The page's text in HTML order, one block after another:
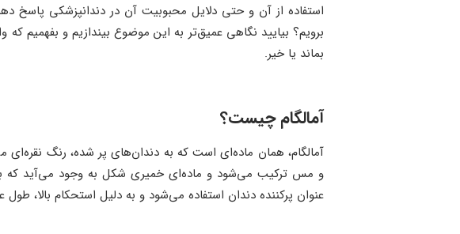
استفاده از آن و حتی دلایل محبوبیت آن در دندانپزشکی پاسخ
برویم؟ بیایید نگاهی عمیق‌تر به این موضوع بیندازیم و بفهمیم
بماند یا خیر.
آمالگام چیست؟
آمالگام، همان ماده‌ای است که به دندان‌های پر شده، رنگ
و مس ترکیب می‌شود و ماده‌ای خمیری شکل به وجود می‌آید که
عنوان پرکننده دندان استفاده می‌شود و به دلیل استحکام بالا،